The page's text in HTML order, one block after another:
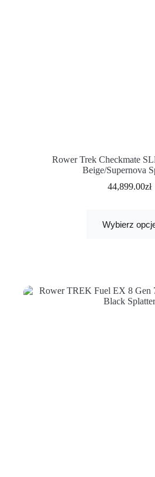
Rower Trek Checkmate
Beige/Supernova
44,899.00zł
Wybierz